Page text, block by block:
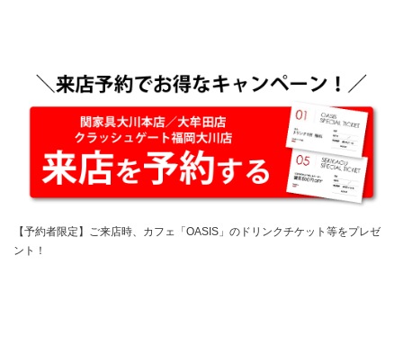
【予約者限定】ご来店時、カフェ「OASIS」のドリンクチケット等をプレゼ
ント！